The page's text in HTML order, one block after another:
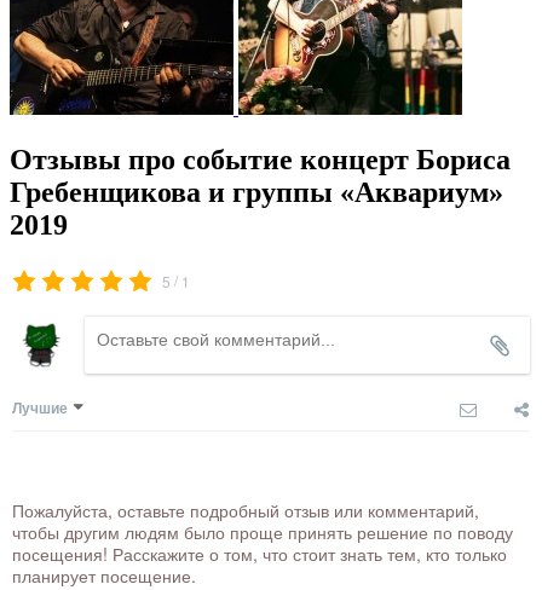
Отзывы про событие концерт Бориса
Гребенщикова и группы «Аквариум»
2019
5 / 1
Лучшие
Пожалуйста, оставьте подробный отзыв или комментарий,
чтобы другим людям было проще принять решение по поводу
посещения! Расскажите о том, что стоит знать тем, кто только
планирует посещение.